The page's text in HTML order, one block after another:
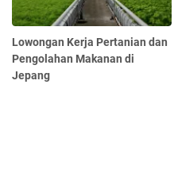
Lowongan Kerja Pertanian dan
Pengolahan Makanan di
Jepang